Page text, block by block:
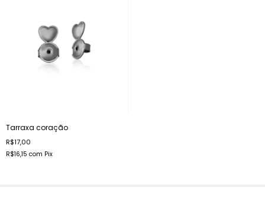
Tarraxa coração
R$17,00
R$16,15 com Pix